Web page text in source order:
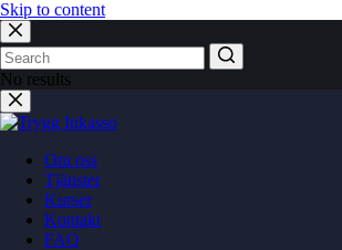
Skip to content
No results
Om oss
Tjänster
Kurser
Kontakt
FAQ